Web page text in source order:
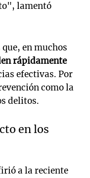
lamentó
en muchos
rápidamente
efectivas. Por
como la
delitos.
en los
a la reciente